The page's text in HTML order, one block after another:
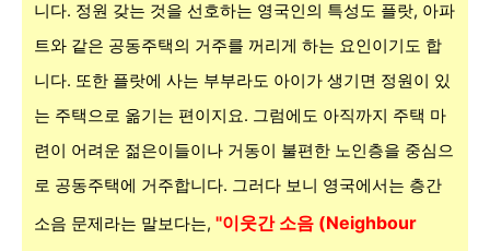
니다. 정원 갖는 것을 선호하는 영국인의 특성도 플랏, 아파
트와 같은 공동주택의 거주를 꺼리게 하는 요인이기도 합
니다. 또한 플랏에 사는 부부라도 아이가 생기면 정원이 있
는 주택으로 옮기는 편이지요. 그럼에도 아직까지 주택 마
련이 어려운 젊은이들이나 거동이 불편한 노인층을 중심으
로 공동주택에 거주합니다. 그러다 보니 영국에서는 층간
소음 문제라는 말보다는, "이웃간 소음 (Neighbour